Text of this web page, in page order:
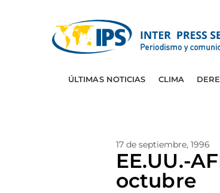
ÚLTIMAS NOTICIAS CLIMA
17 de septiembre, 1996
EE.UU.-
octubre